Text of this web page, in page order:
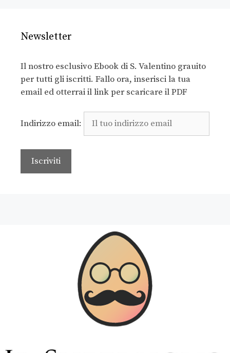
Newsletter
Il nostro esclusivo Ebook di S. Valentino grauito
per tutti gli iscritti. Fallo ora, inserisci la tua
email ed otterrai il link per scaricare il PDF
Indirizzo email: